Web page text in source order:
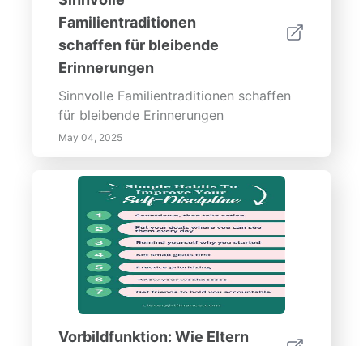
Familientraditionen
schaffen für bleibende
Erinnerungen
Sinnvolle Familientraditionen schaffen
für bleibende Erinnerungen
May 04, 2025
Vorbildfunktion: Wie Eltern